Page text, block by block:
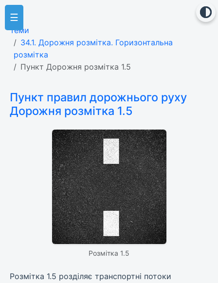
☰
Теми
34.1. Дорожня розмітка. Горизонтальна
розмітка
Пункт Дорожня розмітка 1.5
Пункт правил дорожнього руху
Дорожня розмітка 1.5
Розмітка 1.5
Розмітка 1.5 розділяє транспортні потоки